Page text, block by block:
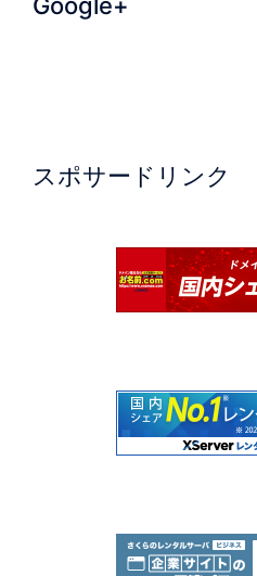
Google+
スポサードリンク